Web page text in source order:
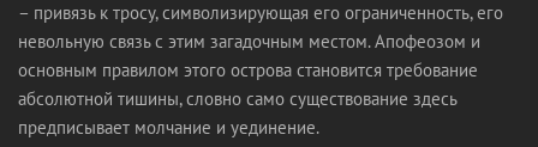
– привязь к тросу, символизирующая его ограниченность, его
невольную связь с этим загадочным местом. Апофеозом и
основным правилом этого острова становится требование
абсолютной тишины, словно само существование здесь
предписывает молчание и уединение.